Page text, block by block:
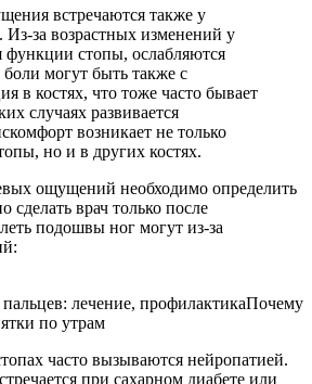
встречаются также у
за возрастных изменений у
стопы, ослабляются
могут быть также с
в костях, что тоже часто бывает
случаях развивается
возникает не только
но и в других костях.
ощущений необходимо определить
врач только после
подошвы ног могут из-за
Почему
по утрам
часто вызываются нейропатией.
при сахарном диабете или